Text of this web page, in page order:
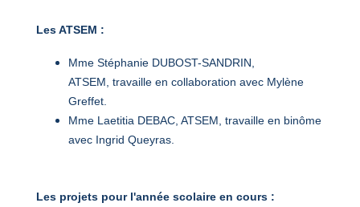
Les ATSEM :
Mme Stéphanie DUBOST-SANDRIN,
ATSEM, travaille en collaboration avec Mylène
Greffet.
Mme Laetitia DEBAC, ATSEM, travaille en binôme
avec Ingrid Queyras.
Les projets pour l'année scolaire en cours :